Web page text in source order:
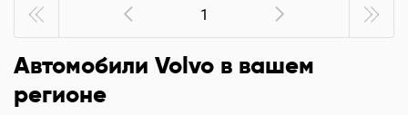
1
Автомобили Volvo в вашем
регионе